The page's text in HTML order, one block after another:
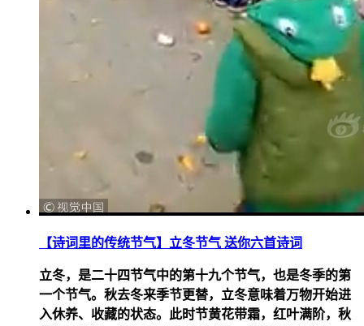
【诗词里的传统节气】立冬节气 送你六首诗词
立冬，是二十四节气中的第十九个节气，也是冬季的第
一个节气。秋去冬来季节更替，立冬意味着万物开始进
入休养、收藏的状态。此时节黄花带霜，红叶满阶，秋